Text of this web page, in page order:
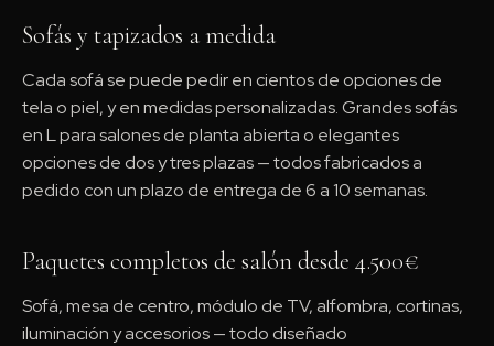
Sofás y tapizados a medida
Cada sofá se puede pedir en cientos de opciones de
tela o piel, y en medidas personalizadas. Grandes sofás
en L para salones de planta abierta o elegantes
opciones de dos y tres plazas — todos fabricados a
pedido con un plazo de entrega de 6 a 10 semanas.
Paquetes completos de salón desde 4.500€
Sofá, mesa de centro, módulo de TV, alfombra, cortinas,
iluminación y accesorios — todo diseñado